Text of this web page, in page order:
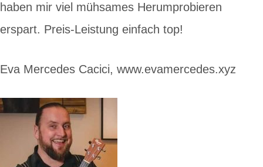
haben mir viel mühsames Herumprobieren
erspart. Preis-Leistung einfach top!
Eva Mercedes Cacici, www.evamercedes.xyz